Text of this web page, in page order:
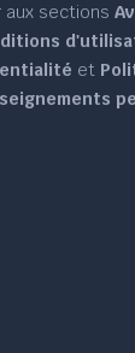
aux sections
et